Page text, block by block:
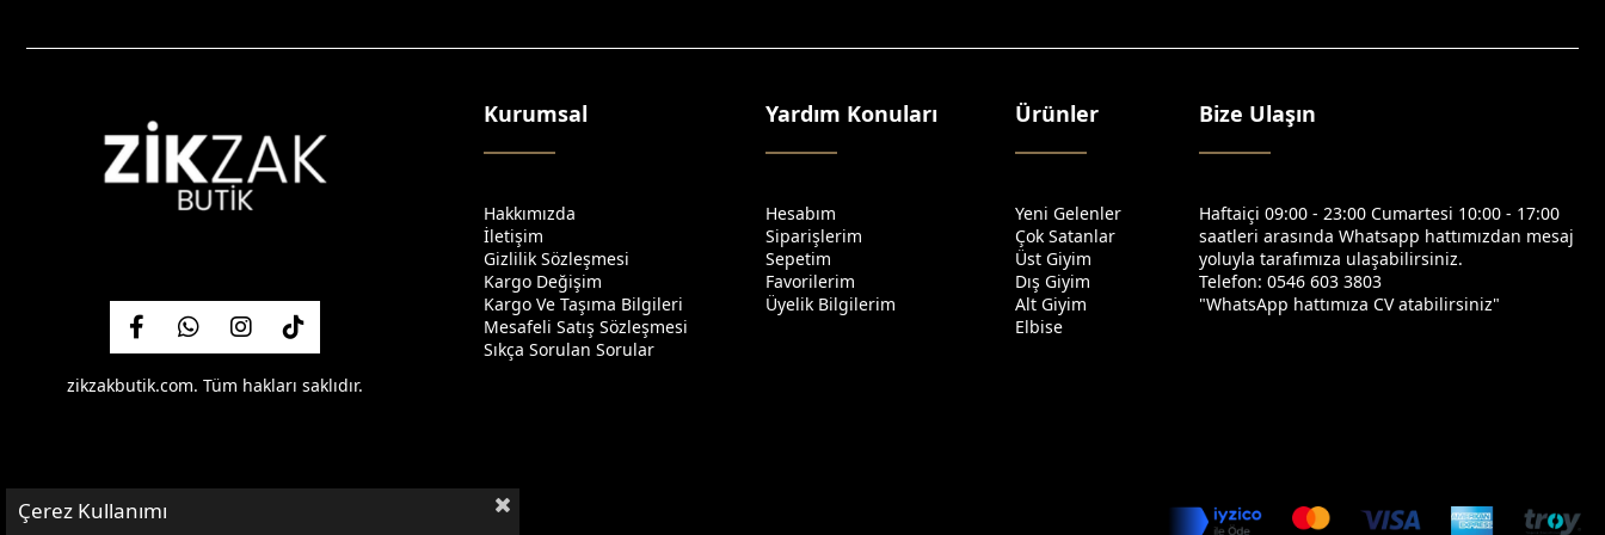
zikzakbutik.com. Tüm hakları saklıdır.
Kurumsal
Hakkımızda
İletişim
Gizlilik Sözleşmesi
Kargo Değişim
Kargo Ve Taşıma Bilgileri
Mesafeli Satış Sözleşmesi
Sıkça Sorulan Sorular
Yardım Konuları
Hesabım
Siparişlerim
Sepetim
Favorilerim
Üyelik Bilgilerim
Ürünler
Yeni Gelenler
Çok Satanlar
Üst Giyim
Dış Giyim
Alt Giyim
Elbise
Bize Ulaşın
Haftaiçi 09:00 - 23:00 Cumartesi 10:00 - 17:00
saatleri arasında Whatsapp hattımızdan mesaj
yoluyla tarafımıza ulaşabilirsiniz.
Telefon: 0546 603 3803
"WhatsApp hattımıza CV atabilirsiniz"
Çerez Kullanımı